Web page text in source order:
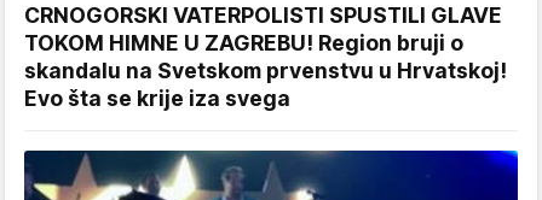
CRNOGORSKI VATERPOLISTI SPUSTILI GLAVE
TOKOM HIMNE U ZAGREBU! Region bruji o
skandalu na Svetskom prvenstvu u Hrvatskoj!
Evo šta se krije iza svega